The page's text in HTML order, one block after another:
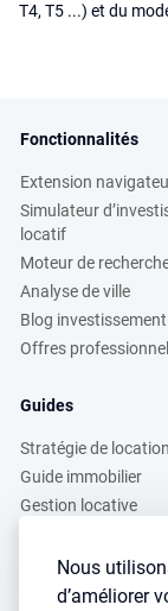
Nous
d’améliorer
T4, T5 ...) et du
Fonctionnalités
Extension
Simulateur
locatif
Moteur de
Analyse de ville
Blog investissement
Offres
Guides
Stratégie de location
Guide immobilier
Gestion locative
Vous voulez